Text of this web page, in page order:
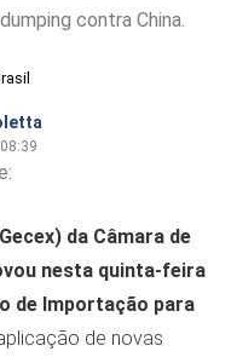
contra China.
da Câmara de
nesta quinta-feira
de Importação para
de novas